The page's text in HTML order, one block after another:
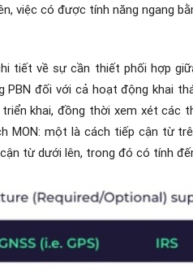
việc có được tính năng ngang
tiết về sự cần thiết phối hợp
đối với cả hoạt động khai
khai, đồng thời xem xét các
MON: một là cách tiếp cận từ
từ dưới lên, trong đó có tính